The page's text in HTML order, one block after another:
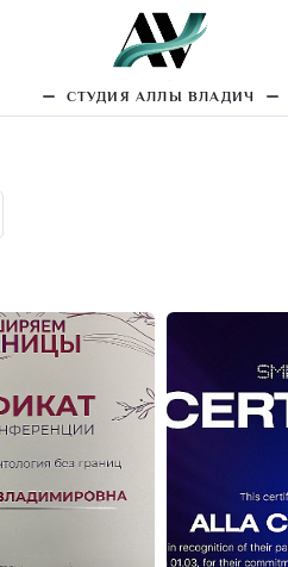
СТУДИЯ АЛЛЫ ВЛАДИЧ
Трихопигментация